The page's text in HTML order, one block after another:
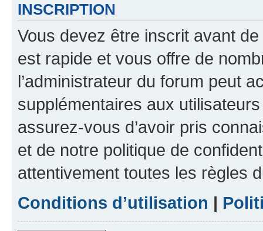
INSCRIPTION
Vous devez être inscrit avant
est rapide et vous offre de
l’administrateur du forum peut
supplémentaires aux
assurez-vous d’avoir pris
et de notre politique de
attentivement toutes les règles
Conditions d’utilisation |